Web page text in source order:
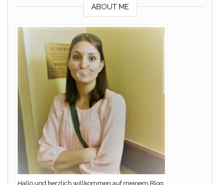
ABOUT ME
Hallo und herzlich willkommen auf meinem Blog.